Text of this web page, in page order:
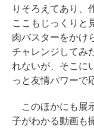
りそろえてあり、
ここもじっくりと
肉バスターをかけ
チャレンジしてみ
れないが、そこに
っと友情パワーで
このほかにも展
子がわかる動画も